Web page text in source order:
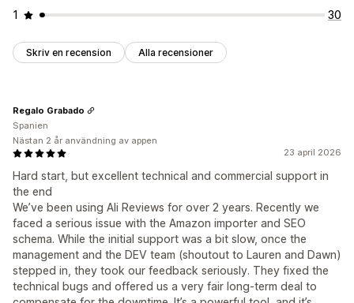
1
30
Skriv en recension Alla recensioner
23 april 2026
Hard start, but excellent technical and commercial support in
the end
We’ve been using Ali Reviews for over 2 years. Recently we
faced a serious issue with the Amazon importer and SEO
schema. While the initial support was a bit slow, once the
management and the DEV team (shoutout to Lauren and Dawn)
stepped in, they took our feedback seriously. They fixed the
technical bugs and offered us a very fair long-term deal to
Regalo Grabado
Spanien
Nästan 2 år användning av appen